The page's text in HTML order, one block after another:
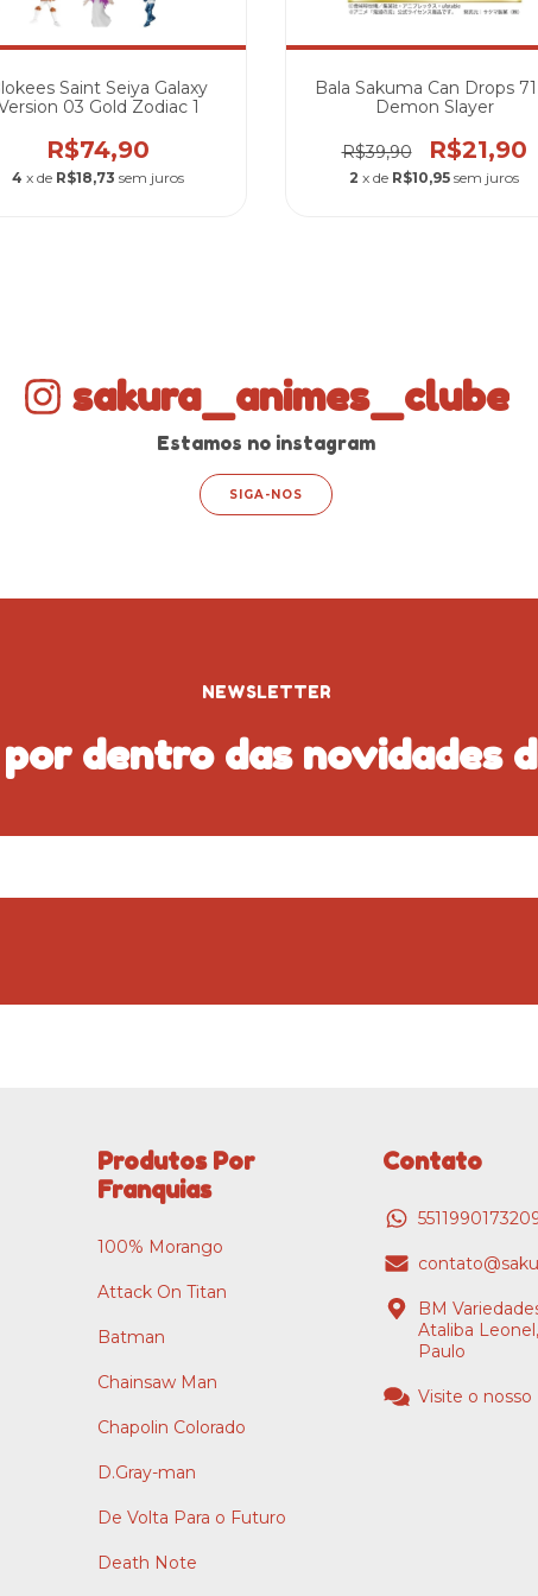
Saint Seiya Galaxy
03 Gold Zodiac 1
R$74,90
4 x de R$18,73 sem juros
Bala Sakuma Can Drops
Demon Slayer
R$39,90 R$21,90
2 x de R$10,95 sem juros
sakura_animes_clube
Estamos no instagram
SIGA-NOS
NEWSLETTER
por dentro das novidades
Produtos Por
Franquias
100% Morango
Attack On Titan
Batman
Chainsaw Man
Chapolin Colorado
D.Gray-man
De Volta Para o Futuro
Death Note
Contato
BM
Ataliba
Paulo
Visite o nosso